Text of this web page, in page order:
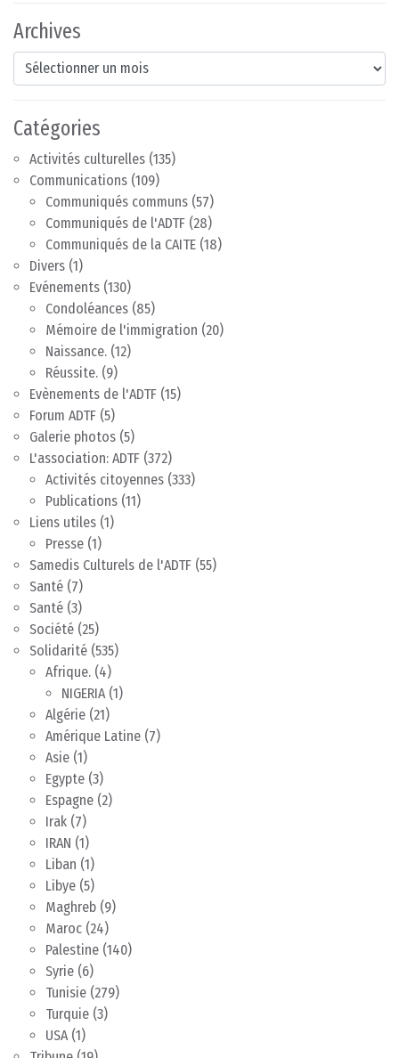
Archives
Archives
Catégories
Activités culturelles (135)
Communications (109)
Communiqués communs (57)
Communiqués de l'ADTF (28)
Communiqués de la CAITE (18)
Divers (1)
Evénements (130)
Condoléances (85)
Mémoire de l'immigration (20)
Naissance. (12)
Réussite. (9)
Evènements de l'ADTF (15)
Forum ADTF (5)
Galerie photos (5)
L'association: ADTF (372)
Activités citoyennes (333)
Publications (11)
Liens utiles (1)
Presse (1)
Samedis Culturels de l'ADTF (55)
Santé (7)
Santé (3)
Société (25)
Solidarité (535)
Afrique. (4)
NIGERIA(1)
Algérie (21)
Amérique Latine (7)
Asie (1)
Egypte (3)
Espagne (2)
Irak (7)
IRAN (1)
Liban (1)
Libye (5)
Maghreb (9)
Maroc (24)
Palestine (140)
Syrie (6)
Tunisie (279)
Turquie (3)
USA(1)